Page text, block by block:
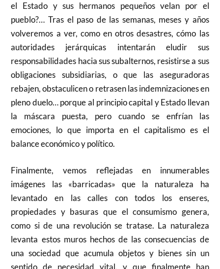
el Estado y sus hermanos pequeños velan por el
pueblo?… Tras el paso de las semanas, meses y años
volveremos a ver, como en otros desastres, cómo las
autoridades jerárquicas intentarán eludir sus
responsabilidades hacia sus subalternos, resistirse a sus
obligaciones subsidiarias, o que las aseguradoras
rebajen, obstaculicen o retrasen las indemnizaciones en
pleno duelo… porque al principio capital y Estado llevan
la máscara puesta, pero cuando se enfrían las
emociones, lo que importa en el capitalismo es el
balance económico y político.
Finalmente, vemos reflejadas en innumerables
imágenes las «barricadas» que la naturaleza ha
levantado en las calles con todos los enseres,
propiedades y basuras que el consumismo genera,
como si de una revolución se tratase. La naturaleza
levanta estos muros hechos de las consecuencias de
una sociedad que acumula objetos y bienes sin un
sentido de necesidad vital, y que finalmente han